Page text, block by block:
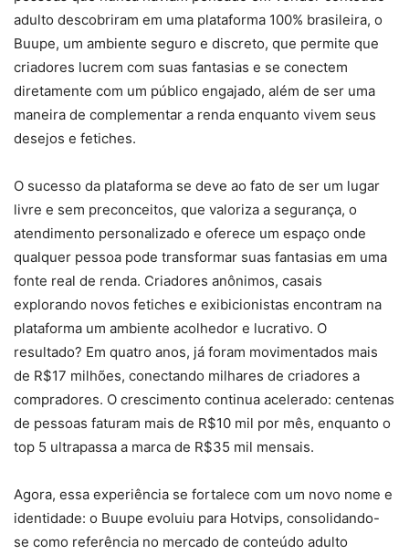
adulto descobriram em uma plataforma 100% brasileira, o
Buupe, um ambiente seguro e discreto, que permite que
criadores lucrem com suas fantasias e se conectem
diretamente com um público engajado, além de ser uma
maneira de complementar a renda enquanto vivem seus
desejos e fetiches.
O sucesso da plataforma se deve ao fato de ser um lugar
livre e sem preconceitos, que valoriza a segurança, o
atendimento personalizado e oferece um espaço onde
qualquer pessoa pode transformar suas fantasias em uma
fonte real de renda. Criadores anônimos, casais
explorando novos fetiches e exibicionistas encontram na
plataforma um ambiente acolhedor e lucrativo. O
resultado? Em quatro anos, já foram movimentados mais
de R$17 milhões, conectando milhares de criadores a
compradores. O crescimento continua acelerado: centenas
de pessoas faturam mais de R$10 mil por mês, enquanto o
top 5 ultrapassa a marca de R$35 mil mensais.
Agora, essa experiência se fortalece com um novo nome e
identidade: o Buupe evoluiu para Hotvips, consolidando-
se como referência no mercado de conteúdo adulto